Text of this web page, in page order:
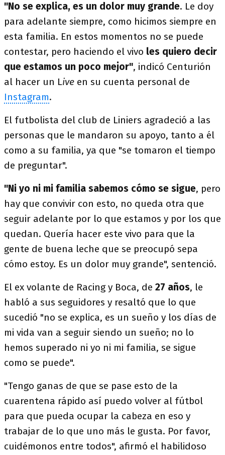
"No se explica, es un dolor muy grande. Le doy
para adelante siempre, como hicimos siempre en
esta familia. En estos momentos no se puede
contestar, pero haciendo el vivo les quiero decir
que estamos un poco mejor", indicó Centurión
al hacer un Live en su cuenta personal de
Instagram.
El futbolista del club de Liniers agradeció a las
personas que le mandaron su apoyo, tanto a él
como a su familia, ya que "se tomaron el tiempo
de preguntar".
"Ni yo ni mi familia sabemos cómo se sigue, pero
hay que convivir con esto, no queda otra que
seguir adelante por lo que estamos y por los que
quedan. Quería hacer este vivo para que la
gente de buena leche que se preocupó sepa
cómo estoy. Es un dolor muy grande", sentenció.
El ex volante de Racing y Boca, de 27 años, le
habló a sus seguidores y resaltó que lo que
sucedió "no se explica, es un sueño y los días de
mi vida van a seguir siendo un sueño; no lo
hemos superado ni yo ni mi familia, se sigue
como se puede".
"Tengo ganas de que se pase esto de la
cuarentena rápido así puedo volver al fútbol
para que pueda ocupar la cabeza en eso y
trabajar de lo que uno más le gusta. Por favor,
cuidémonos entre todos", afirmó el habilidoso